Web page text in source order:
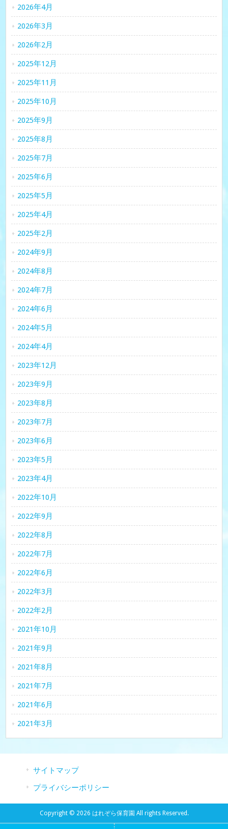
2026年4月
2026年3月
2026年2月
2025年12月
2025年11月
2025年10月
2025年9月
2025年8月
2025年7月
2025年6月
2025年5月
2025年4月
2025年2月
2024年9月
2024年8月
2024年7月
2024年6月
2024年5月
2024年4月
2023年12月
2023年9月
2023年8月
2023年7月
2023年6月
2023年5月
2023年4月
2022年10月
2022年9月
2022年8月
2022年7月
2022年6月
2022年3月
2022年2月
2021年10月
2021年9月
2021年8月
2021年7月
2021年6月
2021年3月
サイトマップ
プライバシーポリシー
Copyright © 2026 はれぞら保育園 All rights Reserved.